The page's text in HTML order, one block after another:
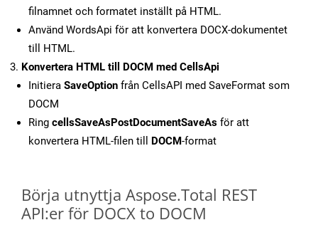
filnamnet och formatet inställt på HTML.
Använd WordsApi för att konvertera DOCX-dokumentet
till HTML.
Konvertera HTML till DOCM med CellsApi
Initiera SaveOption från CellsAPI med SaveFormat som
DOCM
Ring cellsSaveAsPostDocumentSaveAs för att
konvertera HTML-filen till DOCM-format
Börja utnyttja Aspose.Total REST
API:er för DOCX to DOCM